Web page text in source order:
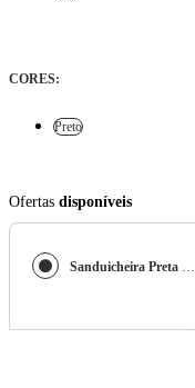
CORES:
Preto
Ofertas disponíveis
Sanduicheira Preta Grill Ultra S13